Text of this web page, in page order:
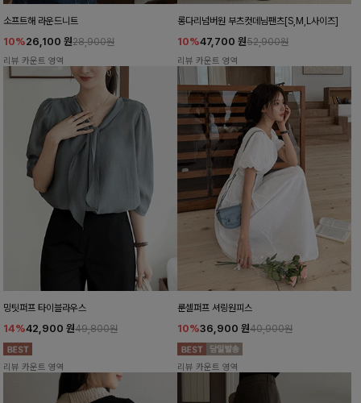
소프트해 라운드니트
10%26,100 원28,900원
리뷰 카운트 영역
롱다리넘버원 부츠컷데님팬츠[S,M,L사이즈]
10%47,700 원52,900원
리뷰 카운트 영역
밍팃퍼프 타이블라우스
14%42,900 원49,800원
리뷰 카운트 영역
룬셀퍼프 셔링원피스
10%36,900 원40,900원
리뷰 카운트 영역